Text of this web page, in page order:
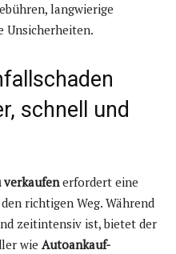
langwierige
Unsicherheiten.
schnell und
verkaufenerfordert eine
richtigen Weg. Während
zeitintensiv ist, bietet der
wie Autoankauf-